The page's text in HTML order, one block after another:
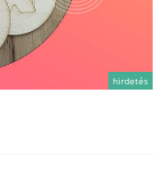
hirdetés